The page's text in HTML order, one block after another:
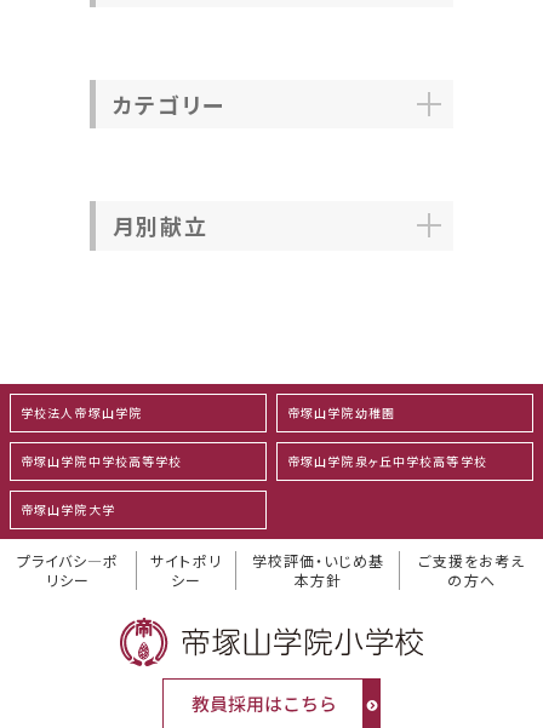
カテゴリー
月別献立
学校法人帝塚山学院 帝塚山学院幼稚園
帝塚山学院中学校高等学校 帝塚山学院泉ヶ丘中学校高等学校
帝塚山学院大学
プライバシ―ポ
リシー
サイトポリ
シー
学校評価・いじめ基
本方針
ご支援をお考え
の方へ